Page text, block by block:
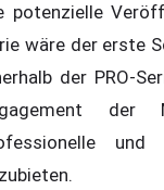
potenzielle
wäre der erste
der PRO-
der
und